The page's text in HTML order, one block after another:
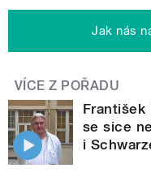
Jak nás
VÍCE Z POŘADU
František
se sice
i